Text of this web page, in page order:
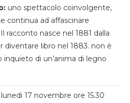
uno spettacolo coinvolgente,
continua ad affascinare
nasce nel 1881 dalla
diventare libro nel 1883. non è
inquieto di un’anima di legno
17 novembre ore 15.30